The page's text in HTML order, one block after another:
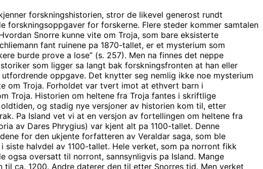
forskningshistorien, stror de likevel generost rundt
forskningsoppgaver for forskerne. Flere steder kommer samtalen
Snorre kunne vite om Troja, som bare eksisterte
fant ruinene pa 1870-tallet, er et mysterium som
burde prove a lose” (s. 257). Men na finnes det neppe
som ligger sa langt bak forskningsfronten at han eller
oppgave. Det knytter seg nemlig ikke noe mysterium
om Troja. Forholdet var tvert imot at ethvert barn i
Troja. Historien om heltene fra Troja fantes i skriftlige
og stadig nye versjoner av historien kom til, etter
Pa Island vet vi at en versjon av fortellingen om heltene fra
av Dares Phrygius) var kjent alt pa 1100-tallet. Denne
for den ukjente forfatteren av Veraldar saga, som ble
siste halvdel av 1100-tallet. Hele verket, som pa norront fikk
ogsa oversatt til norront, sannsynligvis pa Island. Mange
til ca. 1200. Andre daterer den til etter Snorres tid. Men verket